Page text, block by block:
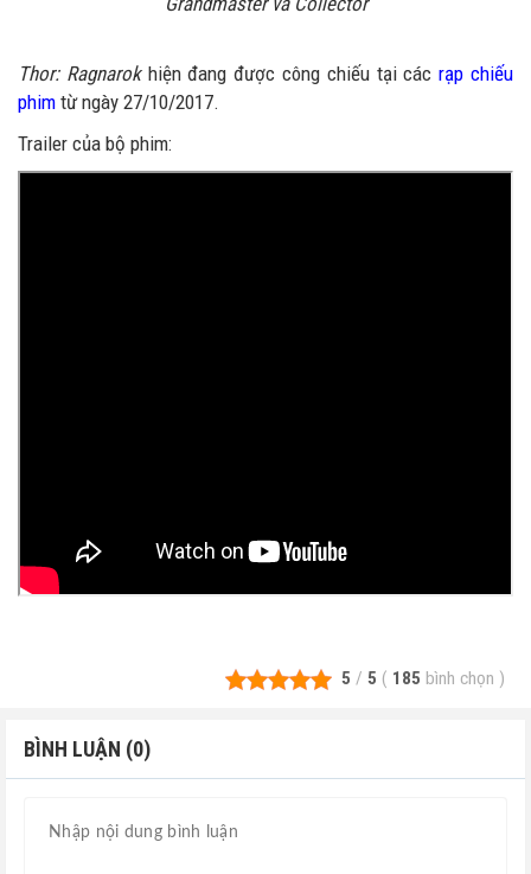
Thor: Ragnarokhiện đang được công chiếu tại cácrạp chiếu
phim từ ngày 27/10/2017.
Trailer của bộ phim:
5 / 5 ( 185 bình chọn )
BÌNH LUẬN (0)